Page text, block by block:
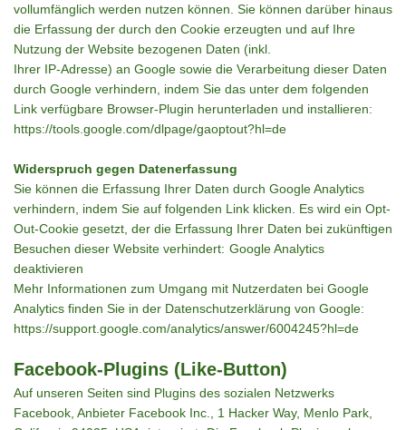
vollumfänglich werden nutzen können. Sie können darüber hinaus
die Erfassung der durch den Cookie erzeugten und auf Ihre
Nutzung der Website bezogenen Daten (inkl.
Ihrer IP-Adresse) an Google sowie die Verarbeitung dieser Daten
durch Google verhindern, indem Sie das unter dem folgenden
Link verfügbare Browser-Plugin herunterladen und installieren:
https://tools.google.com/dlpage/gaoptout?hl=de
Widerspruch gegen Datenerfassung
Sie können die Erfassung Ihrer Daten durch Google Analytics
verhindern, indem Sie auf folgenden Link klicken. Es wird ein Opt-
Out-Cookie gesetzt, der die Erfassung Ihrer Daten bei zukünftigen
Besuchen dieser Website verhindert: Google Analytics
deaktivieren
Mehr Informationen zum Umgang mit Nutzerdaten bei Google
Analytics finden Sie in der Datenschutzerklärung von Google:
https://support.google.com/analytics/answer/6004245?hl=de
Facebook-Plugins (Like-Button)
Auf unseren Seiten sind Plugins des sozialen Netzwerks
Facebook, Anbieter Facebook Inc., 1 Hacker Way, Menlo Park,